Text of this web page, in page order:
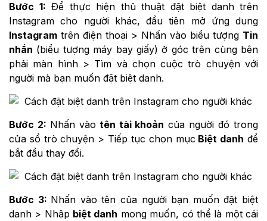
Bước 1: Để thực hiện thủ thuật đặt biệt danh trên
Instagram cho người khác, đầu tiên mở ứng dụng
Instagram trên điện thoại > Nhấn vào biểu tượng Tin
nhắn (biểu tượng máy bay giấy) ở góc trên cùng bên
phải màn hình > Tìm và chọn cuộc trò chuyện với
người mà bạn muốn đặt biệt danh.
Bước 2: Nhấn vào tên tài khoản của người đó trong
cửa sổ trò chuyện > Tiếp tục chọn mục Biệt danh để
bắt đầu thay đổi.
Bước 3: Nhấn vào tên của người bạn muốn đặt biệt
danh > Nhập biệt danh mong muốn, có thể là một cái